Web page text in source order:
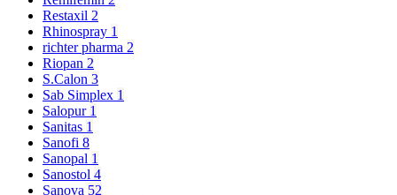
Restaxil 2
Rhinospray 1
richter pharma 2
Riopan 2
S.Calon 3
Sab Simplex 1
Salopur 1
Sanitas 1
Sanofi 8
Sanopal 1
Sanostol 4
Sanova 52